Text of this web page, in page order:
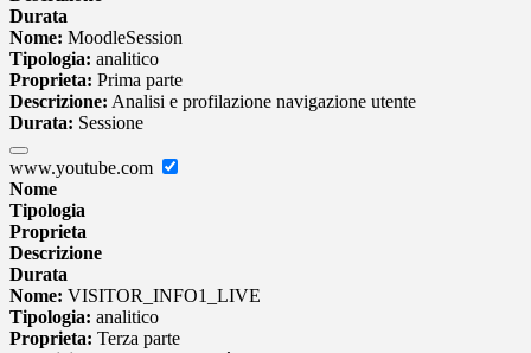
Durata
Nome: MoodleSession
Tipologia: analitico
Proprieta: Prima parte
Descrizione: Analisi e profilazione navigazione utente
Durata: Sessione
www.youtube.com
Nome
Tipologia
Proprieta
Descrizione
Durata
Nome: VISITOR_INFO1_LIVE
Tipologia: analitico
Proprieta: Terza parte